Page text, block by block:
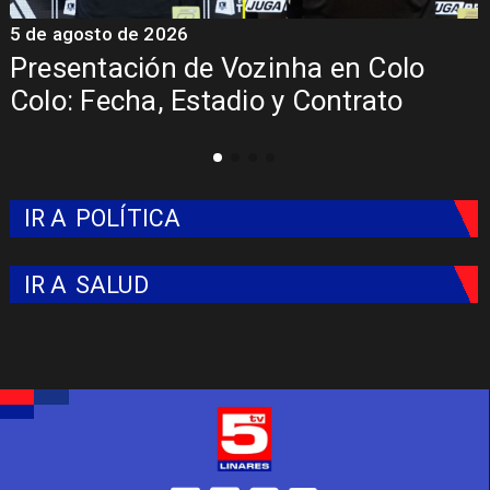
Colo
La Roja enfrentará a los
del Mundial 2026
5 de agosto de 2026
IR A POLÍTICA
IR A SALUD